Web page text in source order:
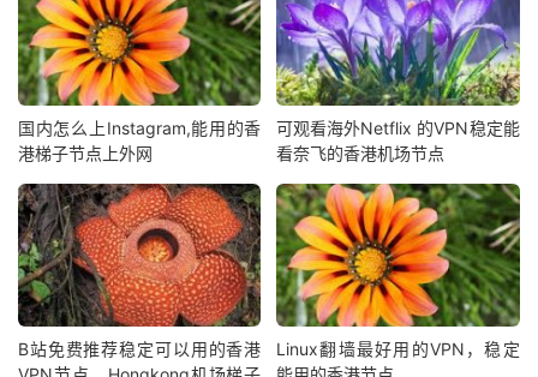
国内怎么上Instagram,能用的香
港梯子节点上外网
可观看海外Netflix 的VPN稳定能
看奈飞的香港机场节点
B站免费推荐稳定可以用的香港
Linux翻墙最好用的VPN，稳定